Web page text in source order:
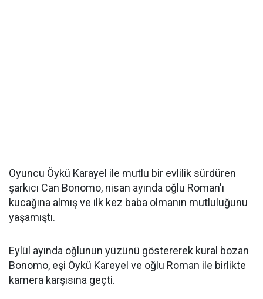
Oyuncu Öykü Karayel ile mutlu bir evlilik sürdüren
şarkıcı Can Bonomo, nisan ayında oğlu Roman'ı
kucağına almış ve ilk kez baba olmanın mutluluğunu
yaşamıştı.
Eylül ayında oğlunun yüzünü göstererek kural bozan
Bonomo, eşi Öykü Kareyel ve oğlu Roman ile birlikte
kamera karşısına geçti.